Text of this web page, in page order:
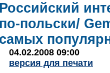
Российский
по-польски/
самых
04.02.2008 09:00
версия для печати